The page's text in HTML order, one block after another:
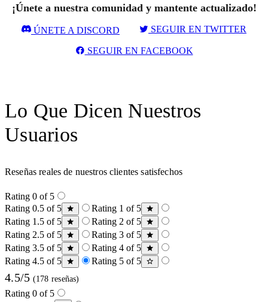
¡Únete a nuestra comunidad y mantente actualizado!
ÚNETE A DISCORD SEGUIR EN TWITTER
SEGUIR EN FACEBOOK
Lo Que Dicen Nuestros
Usuarios
Reseñas reales de nuestros clientes satisfechos
Rating 0 of 5
Rating 0.5 of 5
Rating 1 of 5
Rating 1.5 of 5
Rating 2 of 5
Rating 2.5 of 5
Rating 3 of 5
Rating 3.5 of 5
Rating 4 of 5
Rating 4.5 of 5
Rating 5 of 5
4.5/5 (178 reseñas)
Rating 0 of 5